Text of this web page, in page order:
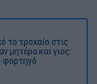
το τροχαίο στις
μητέρα και γιος:
φορτηγό